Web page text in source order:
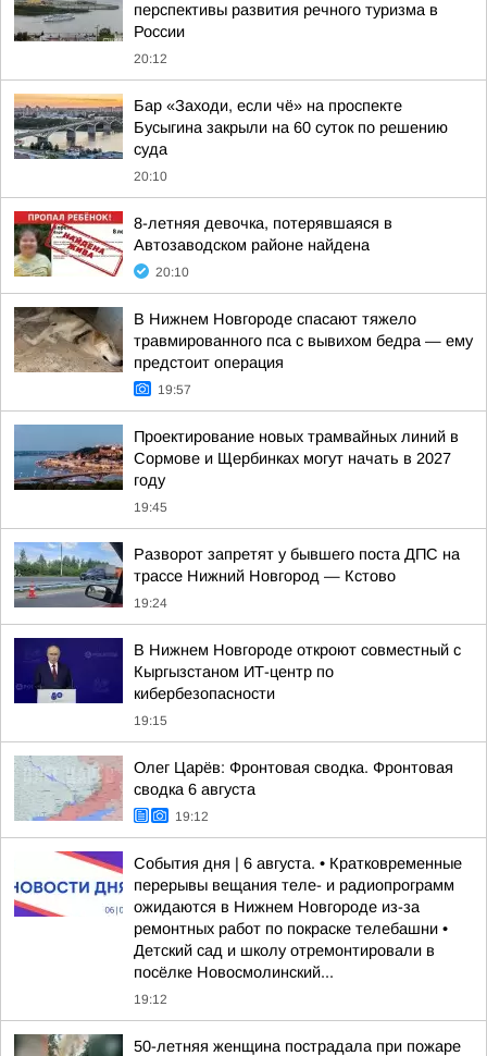
перспективы развития речного туризма в
России
20:12
Бар «Заходи, если чё» на проспекте
Бусыгина закрыли на 60 суток по решению
суда
20:10
8-летняя девочка, потерявшаяся в
Автозаводском районе найдена
20:10
В Нижнем Новгороде спасают тяжело
травмированного пса с вывихом бедра — ему
предстоит операция
19:57
Проектирование новых трамвайных линий в
Сормове и Щербинках могут начать в 2027
году
19:45
Разворот запретят у бывшего поста ДПС на
трассе Нижний Новгород — Кстово
19:24
В Нижнем Новгороде откроют совместный с
Кыргызстаном ИТ-центр по
кибербезопасности
19:15
Олег Царёв: Фронтовая сводка. Фронтовая
сводка 6 августа
19:12
События дня | 6 августа. • Кратковременные
перерывы вещания теле- и радиопрограмм
ожидаются в Нижнем Новгороде из-за
ремонтных работ по покраске телебашни •
Детский сад и школу отремонтировали в
посёлке Новосмолинский...
19:12
50-летняя женщина пострадала при пожаре